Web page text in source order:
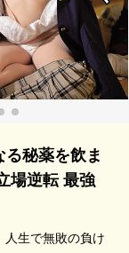
秘薬を飲ま
場逆転 最強
生で無敗の負け